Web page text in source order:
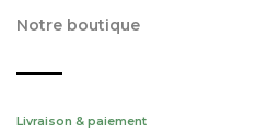
Notre boutique
Livraison & paiement